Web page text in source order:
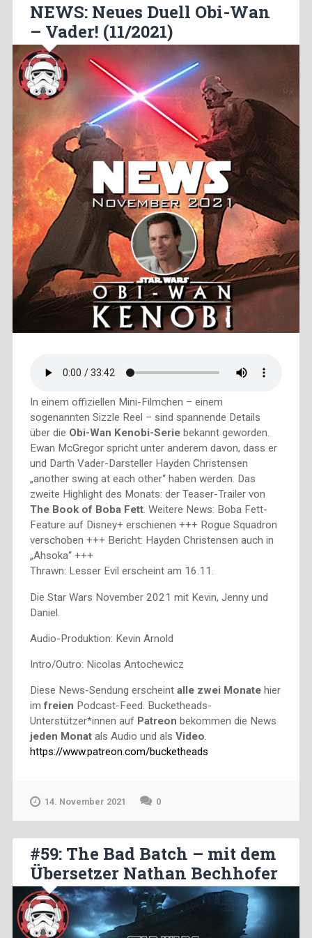
NEWS: Neues Duell Obi-Wan
– Vader! (11/2021)
In einem offiziellen Mini-Filmchen – einem
sogenannten Sizzle Reel – sind spannende Details
über die Obi-Wan Kenobi-Seriebekannt geworden.
Ewan McGregor spricht unter anderem davon, dass er
und Darth Vader-Darsteller Hayden Christensen
„another swing at each other“ haben werden. Das
zweite Highlight des Monats: der Teaser-Trailer von
The Book of Boba Fett. Weitere News: Boba Fett-
Feature auf Disney+ erschienen +++ Rogue Squadron
verschoben +++ Bericht: Hayden Christensen auch in
„Ahsoka“ +++
Thrawn: Lesser Evil erscheint am 16.11.
Die Star Wars November 2021 mit Kevin, Jenny und
Daniel.
Audio-Produktion: Kevin Arnold
Intro/Outro: Nicolas Antochewicz
Diese News-Sendung erscheint alle zwei Monate hier
imfreien Podcast-Feed. Bucketheads-
Unterstützer*innen aufPatreon bekommen die News
jeden Monat als Audio und als Video.
https://www.patreon.com/bucketheads
14. November 2021 0
#59: The Bad Batch – mit dem
Übersetzer Nathan Bechhofer